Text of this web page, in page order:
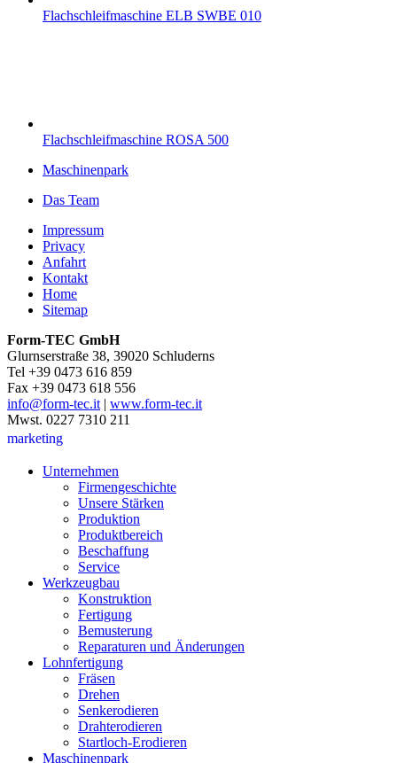
Flachschleifmaschine ELB SWBE 010
Flachschleifmaschine ROSA 500
Maschinenpark
Das Team
Impressum
Privacy
Anfahrt
Kontakt
Home
Sitemap
Form-TEC GmbH
Glurnserstraße 38, 39020 Schluderns
Tel +39 0473 616 859
Fax +39 0473 618 556
info@form-tec.it| www.form-tec.it
Mwst. 0227 7310 211
marketing
Unternehmen
Firmengeschichte
Unsere Stärken
Produktion
Produktbereich
Beschaffung
Service
Werkzeugbau
Konstruktion
Fertigung
Bemusterung
Reparaturen und Änderungen
Lohnfertigung
Fräsen
Drehen
Senkerodieren
Drahterodieren
Startloch-Erodieren
Maschinenpark